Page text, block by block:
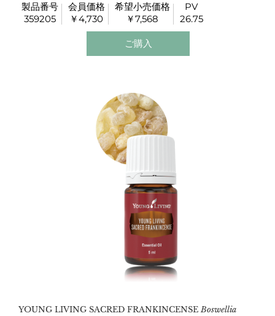
深い瞑想にもお勧めです。
また、肌をすこやかに保ちます。
製品番号
359205
会員価格
￥4,730
希望小売価格
￥7,568
PV
26.75
ご購入
YOUNG LIVING SACRED FRANKINCENSEBoswellia